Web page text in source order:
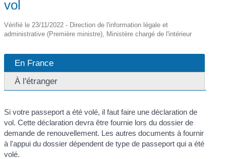
vol
Vérifié le 23/11/2022 - Direction de l'information légale et
administrative (Première ministre), Ministère chargé de l'intérieur
En France
À l'étranger
Si votre passeport a été volé, il faut faire une déclaration de
vol. Cette déclaration devra être fournie lors du dossier de
demande de renouvellement. Les autres documents à fournir
à l'appui du dossier dépendent de type de passeport qui a été
volé.